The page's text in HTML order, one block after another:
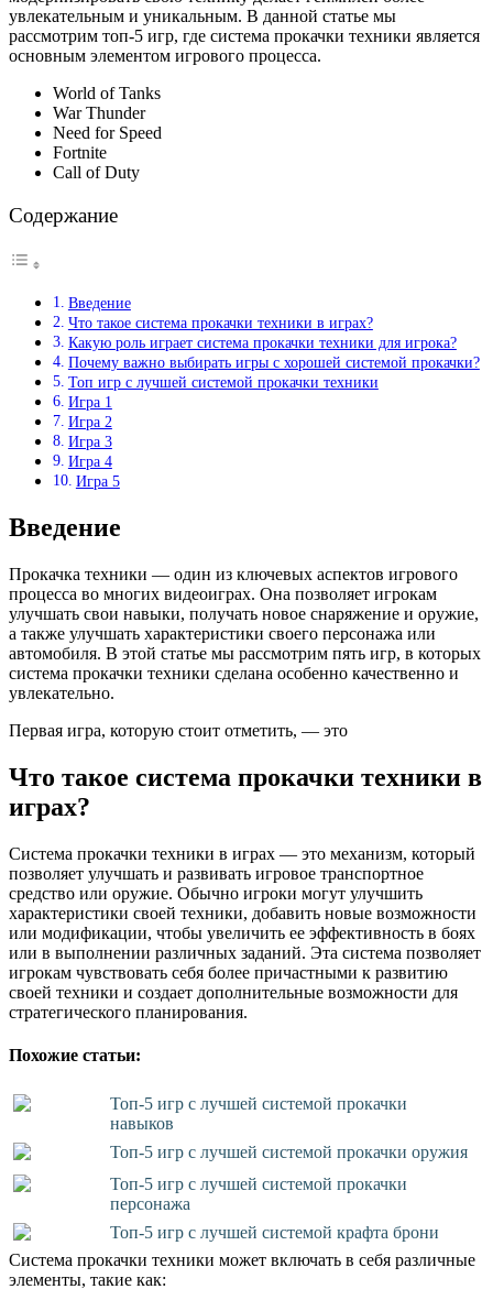
увлекательным и уникальным. В данной статье мы
рассмотрим топ-5 игр, где система прокачки техники является
основным элементом игрового процесса.
World of Tanks
War Thunder
Need for Speed
Fortnite
Call of Duty
Содержание
Введение
Что такое система прокачки техники в играх?
Какую роль играет система прокачки техники для игрока?
Почему важно выбирать игры с хорошей системой прокачки?
Топ игр с лучшей системой прокачки техники
Игра 1
Игра 2
Игра 3
Игра 4
Игра 5
Введение
Прокачка техники — один из ключевых аспектов игрового
процесса во многих видеоиграх. Она позволяет игрокам
улучшать свои навыки, получать новое снаряжение и оружие,
а также улучшать характеристики своего персонажа или
автомобиля. В этой статье мы рассмотрим пять игр, в которых
система прокачки техники сделана особенно качественно и
увлекательно.
Первая игра, которую стоит отметить, — это
Что такое система прокачки техники в
играх?
Система прокачки техники в играх — это механизм, который
позволяет улучшать и развивать игровое транспортное
средство или оружие. Обычно игроки могут улучшить
характеристики своей техники, добавить новые возможности
или модификации, чтобы увеличить ее эффективность в боях
или в выполнении различных заданий. Эта система позволяет
игрокам чувствовать себя более причастными к развитию
своей техники и создает дополнительные возможности для
стратегического планирования.
Похожие статьи:
Топ-5 игр с лучшей системой прокачки
навыков
Топ-5 игр с лучшей системой прокачки оружия
Топ-5 игр с лучшей системой прокачки
персонажа
Топ-5 игр с лучшей системой крафта брони
Система прокачки техники может включать в себя различные
элементы, такие как: